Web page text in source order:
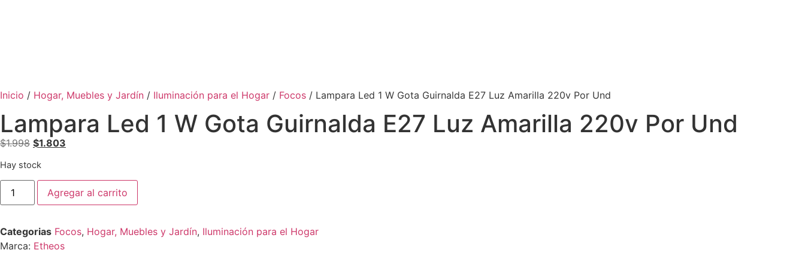
Inicio / Hogar, Muebles y Jardín / Iluminación para el Hogar / Focos / Lampara Led 1 W Gota Guirnalda E27 Luz Amarilla 220v Por Und
Lampara Led 1 W Gota Guirnalda E27 Luz Amarilla 220v Por Und
$1.998 $1.803
Hay stock
Agregar al carrito
Categorias Focos, Hogar, Muebles y Jardín, Iluminación para el Hogar
Marca: Etheos